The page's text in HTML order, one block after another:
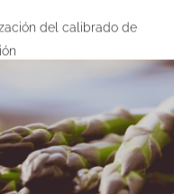
del calibrado de